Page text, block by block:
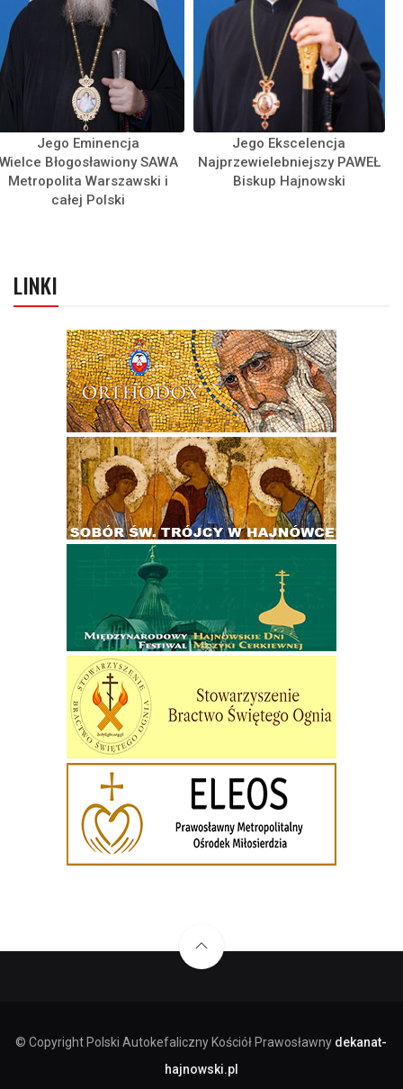
Jego Eminencja
Błogosławiony SAWA
Metropolita Warszawski i
całej Polski
Jego Ekscelencja
Najprzewielebniejszy PAWEŁ
Biskup Hajnowski
LINKI
© Copyright Polski Autokefaliczny Kościół Prawosławny dekanat-
hajnowski.pl